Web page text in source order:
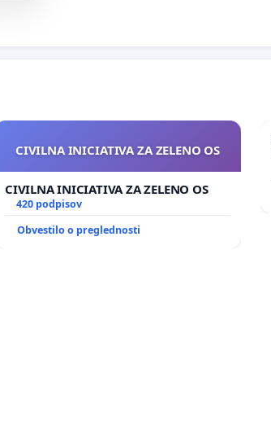
CIVILNA INICIATIVA ZA ZELENO OS
CIVILNA INICIATIVA ZA ZELENO OS
420 podpisov
Obvestilo o preglednosti